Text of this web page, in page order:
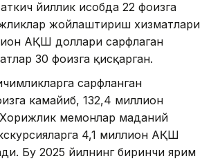
йиллик ҳисобда 22 фоизга
жойлаштириш хизматлари
АҚШ доллари сарфлаган
30 фоизга қисқарган.
сарфланган
камайиб, 132,4 миллион
меҳмонлар маданий
4,1 миллион АҚШ
Бу 2025 йилнинг биринчи ярим